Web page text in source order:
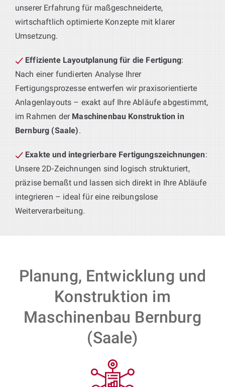
unserer Erfahrung für maßgeschneiderte,
wirtschaftlich optimierte Konzepte mit klarer
Umsetzung.
Effiziente Layoutplanung für die Fertigung:
Nach einer fundierten Analyse Ihrer
Fertigungsprozesse entwerfen wir praxisorientierte
Anlagenlayouts – exakt auf Ihre Abläufe abgestimmt,
im Rahmen der Maschinenbau Konstruktion in
Bernburg (Saale).
Exakte und integrierbare Fertigungszeichnungen:
Unsere 2D-Zeichnungen sind logisch strukturiert,
präzise bemaßt und lassen sich direkt in Ihre Abläufe
integrieren – ideal für eine reibungslose
Weiterverarbeitung.
Planung, Entwicklung und
Konstruktion im
Maschinenbau Bernburg
(Saale)